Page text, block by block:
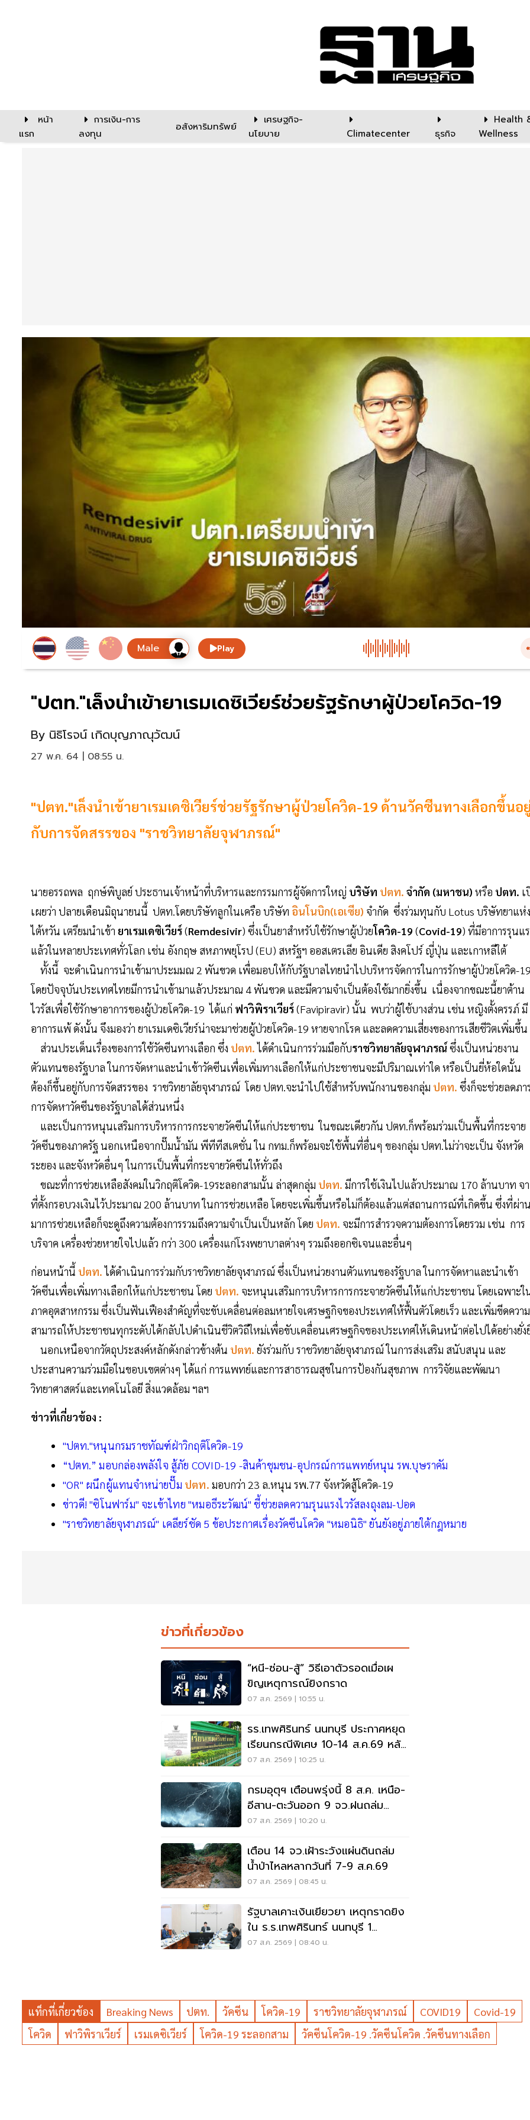
หน้า
แรก
การเงิน-การ
ลงทุน
อสังหาริมทรัพย์
เศรษฐกิจ-
นโยบาย
Climatecenter ธุรกิจ
Health
Wellness
Play
"ปตท."เล็งนำเข้ายาเรมเดซิเวียร์ช่วยรัฐรักษาผู้ป่วยโควิด-19
By นิธิโรจน์ เกิดบุญภาณุวัฒน์
27 พ.ค. 64 | 08:55 น.
"ปตท."เล็งนำเข้ายาเรมเดซิเวียร์ช่วยรัฐรักษาผู้ป่วยโควิด-19 ด้านวัคซีนทางเลือกขึ้นอ
กับการจัดสรรของ "ราชวิทยาลัยจุฬาภรณ์"
นายอรรถพล ฤกษ์พิบูลย์ ประธานเจ้าหน้าที่บริหารและกรรมการผู้จัดการใหญ่ บริษัท ปตท. จำกัด (มหาชน) หรือ ปตท.
เผยว่า ปลายเดือนมิถุนายนนี้ ปตท.โดยบริษัทลูกในเครือ บริษัท อินโนบิก(เอเซีย) จำกัด ซึ่งร่วมทุนกับ Lotus บริษัทยาแห่ง
ไต้หวัน เตรียมนำเข้า ยาเรมเดซิเวียร์(Remdesivir) ซึ่งเป็นยาสำหรับใช้รักษาผู้ป่วยโควิด-19 (Covid-19) ที่มีอาการรุนแ
แล้วในหลายประเทศทั่วโลก เช่น อังกฤษ สหภาพยุโรป (EU) สหรัฐฯ ออสเตรเลีย อินเดีย สิงคโปร์ ญี่ปุ่น และเกาหลีใต้
ทั้งนี้ จะดำเนินการนำเข้ามาประมมณ 2 พันขวด เพื่อมอบให้กับรัฐบาลไทยนำไปบริหารจัดการในการรักษาผู้ป่วยโควิด-
โดยปัจจุบันประเทศไทยมีการนำเข้ามาแล้วประมาณ 4 พันขวด และมีความจำเป็นต้องใช้มากยิ่งขึ้น เนื่องจากขณะนี้ยาต้าน
ไวรัสเพื่อใช้รักษาอาการของผู้ป่วยโควิด-19 ได้แก่ ฟาวิพิราเวียร์(Favipiravir) นั้น พบว่าผู้ใช้บางส่วน เช่น หญิงตั้งครรภ์ มี
อาการแพ้ ดังนั้น จึงมองว่า ยาเรมเดซิเวียร์น่าจะมาช่วยผู้ป่วยโควิด-19 หายจากโรค และลดความเสี่ยงของการเสียชีวิตเพิ่มขึ้
ส่วนประเด็นเรื่องของการใช้วัคซีนทางเลือก ซึ่ง ปตท.ได้ดำเนินการร่วมมือกับราชวิทยาลัยจุฬาภรณ์ ซึ่งเป็นหน่วยงาน
ตัวแทนของรัฐบาล ในการจัดหาและนำเข้าวัคซีนเพื่อเพิ่มทางเลือกให้แก่ประชาชนจะมีปริมาณเท่าใด หรือเป็นยี่ห้อใดนั้น
ต้องก็ขึ้นอยู่กับการจัดสรรของ ราชวิทยาลัยจุฬาภรณ์ โดย ปตท.จะนำไปใช้สำหรับพนักงานของกลุ่ม ปตท. ซึ่งก็จะช่วยลดภา
การจัดหาวัคซีนของรัฐบาลได้ส่วนหนึ่ง
และเป็นการหนุนเสริมการบริหารการกระจายวัคซีนให้แก่ประชาชน ในขณะเดียวกัน ปตท.ก็พร้อมร่วมเป็นพื้นที่กระจาย
วัคซีนของภาครัฐ นอกเหนือจากปั๊มน้ำมัน พีทีทีสเตชั่น ใน กทม.ก็พร้อมจะใช้พื้นที่อื่นๆ ของกลุ่ม ปตท.ไม่ว่าจะเป็น จังหวัด
ระยอง และจังหวัดอื่นๆ ในการเป็นพื้นที่กระจายวัคซีนให้ทั่วถึง
ขณะที่การช่วยเหลือสังคมในวิกฤติโควิด-19ระลอกสามนั้น ล่าสุดกลุ่ม ปตท. มีการใช้เงินไปแล้วประมาณ 170 ล้านบาท จ
ที่ตั้งกรอบวงเงินไว้ประมาณ 200 ล้านบาท ในการช่วยเหลือ โดยจะเพิ่มขึ้นหรือไม่ก็ต้องแล้วแต่สถานการณ์ที่เกิดขึ้น ซึ่งที่ผ่า
มาการช่วยเหลือก็จะดูถึงความต้องการรวมถึงความจำเป็นเป็นหลัก โดย ปตท. จะมีการสำรวจความต้องการโดยรวม เช่น การ
บริจาค เครื่องช่วยหายใจไปแล้ว กว่า 300 เครื่องแก่โรงพยาบาลต่างๆ รวมถึงออกซิเจนและอื่นๆ
ก่อนหน้านี้ ปตท.ได้ดำเนินการร่วมกับราชวิทยาลัยจุฬาภรณ์ ซึ่งเป็นหน่วยงานตัวแทนของรัฐบาล ในการจัดหาและนำเข้า
วัคซีนเพื่อเพิ่มทางเลือกให้แก่ประชาชน โดย ปตท. จะหนุนเสริมการบริหารการกระจายวัคซีนให้แก่ประชาชน โดยเฉพาะใ
ภาคอุตสาหกรรม ซึ่งเป็นฟันเฟืองสำคัญที่จะขับเคลื่อนต่อลมหายใจเศรษฐกิจของประเทศให้ฟื้นตัวโดยเร็ว และเพิ่มขีดความ
สามารถให้ประชาชนทุกระดับได้กลับไปดำเนินชีวิตวิถีใหม่เพื่อขับเคลื่อนเศรษฐกิจของประเทศให้เดินหน้าต่อไปได้อย่างยั่ง
นอกเหนือจากวัตถุประสงค์หลักดังกล่าวข้างต้น ปตท. ยังร่วมกับ ราชวิทยาลัยจุฬาภรณ์ ในการส่งเสริม สนับสนุน และ
ประสานความร่วมมือในขอบเขตต่างๆ ได้แก่ การแพทย์และการสาธารณสุขในการป้องกันสุขภาพ การวิจัยและพัฒนา
วิทยาศาสตร์และเทคโนโลยี สิ่งแวดล้อม ฯลฯ
ข่าวที่เกี่ยวข้อง :
"ปตท."หนุนกรมราชทัณฑ์ฝ่าวิกฤติโควิด-19
“ปตท.” มอบกล่องพลังใจ สู้ภัย COVID-19 -สินค้าชุมชน-อุปกรณ์การแพทย์หนุน รพ.บุษราคัม
"OR" ผนึกผู้แทนจำหน่ายปั๊ม ปตท.มอบกว่า 23 ล.หนุน รพ.77 จังหวัดสู้โควิด-19
ข่าวดี! "ซิโนฟาร์ม" จะเข้าไทย "หมอธีระวัฒน์" ชี้ช่วยลดความรุนแรงไวรัสลงถุงลม-ปอด
"ราชวิทยาลัยจุฬาภรณ์" เคลียร์ชัด 5 ข้อประกาศเรื่องวัคซีนโควิด "หมอนิธิ" ยันยังอยู่ภายใต้กฎหมาย
ข่าวที่เกี่ยวข้อง
“หนี-ซ่อน-สู้” วิธีเอาตัวรอดเมื่อเผ
ขิญเหตุการณ์ยิงกราด
07 ส.ค. 2569 | 10:55 น.
รร.เทพศิรินทร์ นนทบุรี ประกาศหยุด
เรียนกรณีพิเศษ 10-14 ส.ค.69 หลัง
เหตุกราดยิง
07 ส.ค. 2569 | 10:25 น.
กรมอุตุฯ เตือนพรุ่งนี้ 8 ส.ค. เหนือ-
อีสาน-ตะวันออก 9 จว.ฝนถล่ม
ระวังน้ำท่วมฉับพลัน
07 ส.ค. 2569 | 10:20 น.
เตือน 14 จว.เฝ้าระวังแผ่นดินถล่ม
น้ำป่าไหลหลากวันที่ 7-9 ส.ค.69
07 ส.ค. 2569 | 08:45 น.
รัฐบาลเคาะเงินเยียวยา เหตุกราดยิง
ใน ร.ร.เทพศิรินทร์ นนทบุรี 1
แสน-1ล้าน
07 ส.ค. 2569 | 08:40 น.
แท็กที่เกี่ยวข้อง Breaking News ปตท. วัคซีน โควิด-19 ราชวิทยาลัยจุฬาภรณ์ COVID19
Covid-19
โควิด
ฟาวิพิราเวียร์ เรมเดซิเวียร์ โควิด-19 ระลอกสาม วัคซีนโควิด-19 .วัคซีนโควิด .วัคซีนทางเลือก